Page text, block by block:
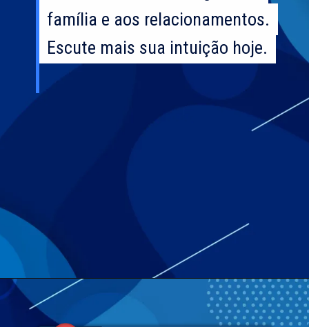
família e aos relacionamentos.
Escute mais sua intuição hoje.
família e aos relacionamentos.
Escute mais sua intuição hoje.